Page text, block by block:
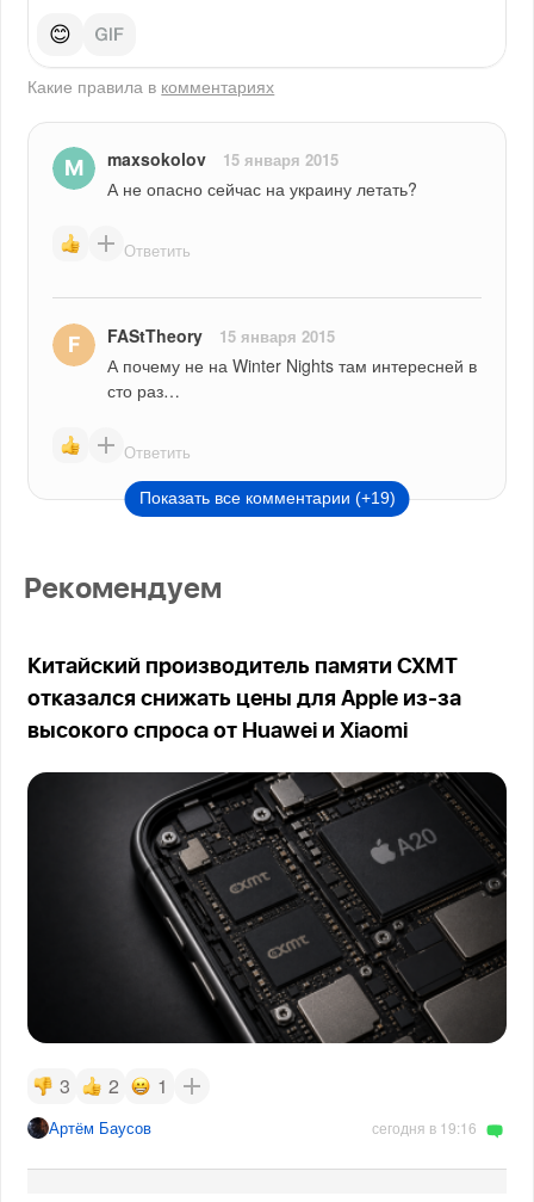
😊
Какие правила в комментариях
maxsokolov 15 января 2015
А не опасно сейчас на украину летать?
Ответить
FAStTheory 15 января 2015
А почему не на Winter Nights там интересней в
сто раз…
Ответить
Показать все комментарии (+19)
Рекомендуем
Китайский производитель памяти CXMT
отказался снижать цены для Apple из-за
высокого спроса от Huawei и Xiaomi
3 2 1
Артём Баусов сегодня в 19:16